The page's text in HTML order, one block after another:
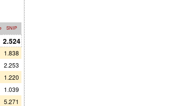
SNIP
2.524
1.838
2.253
1.220
1.039
5.271